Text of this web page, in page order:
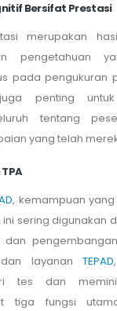
Bersifat Prestasi
merupakan
pengetahuan
pada pengukuran
penting untuk
tentang
yang telah
, kemampuan
ini sering digunakan
layanan TEPAD
tes dan
tiga fungsi